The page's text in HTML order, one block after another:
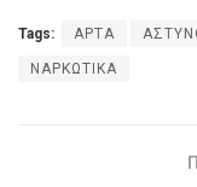
Tags: ΑΡΤΑ
ΝΑΡΚΩΤΙΚΑ